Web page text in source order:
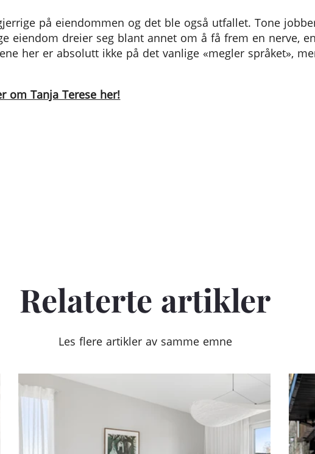
på eiendommen og det ble også utfallet. Tone
eiendom dreier seg blant annet om å få frem en nerve,
her er absolutt ikke på det vanlige «megler språket»,
om Tanja Terese her!
Relaterte artikler
Les flere artikler av samme emne